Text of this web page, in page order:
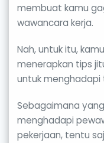
membuat kamu
wawancara kerja.
Nah, untuk itu,
menerapkan tips
untuk menghadapi
Sebagaimana
menghadapi
pekerjaan, tentu